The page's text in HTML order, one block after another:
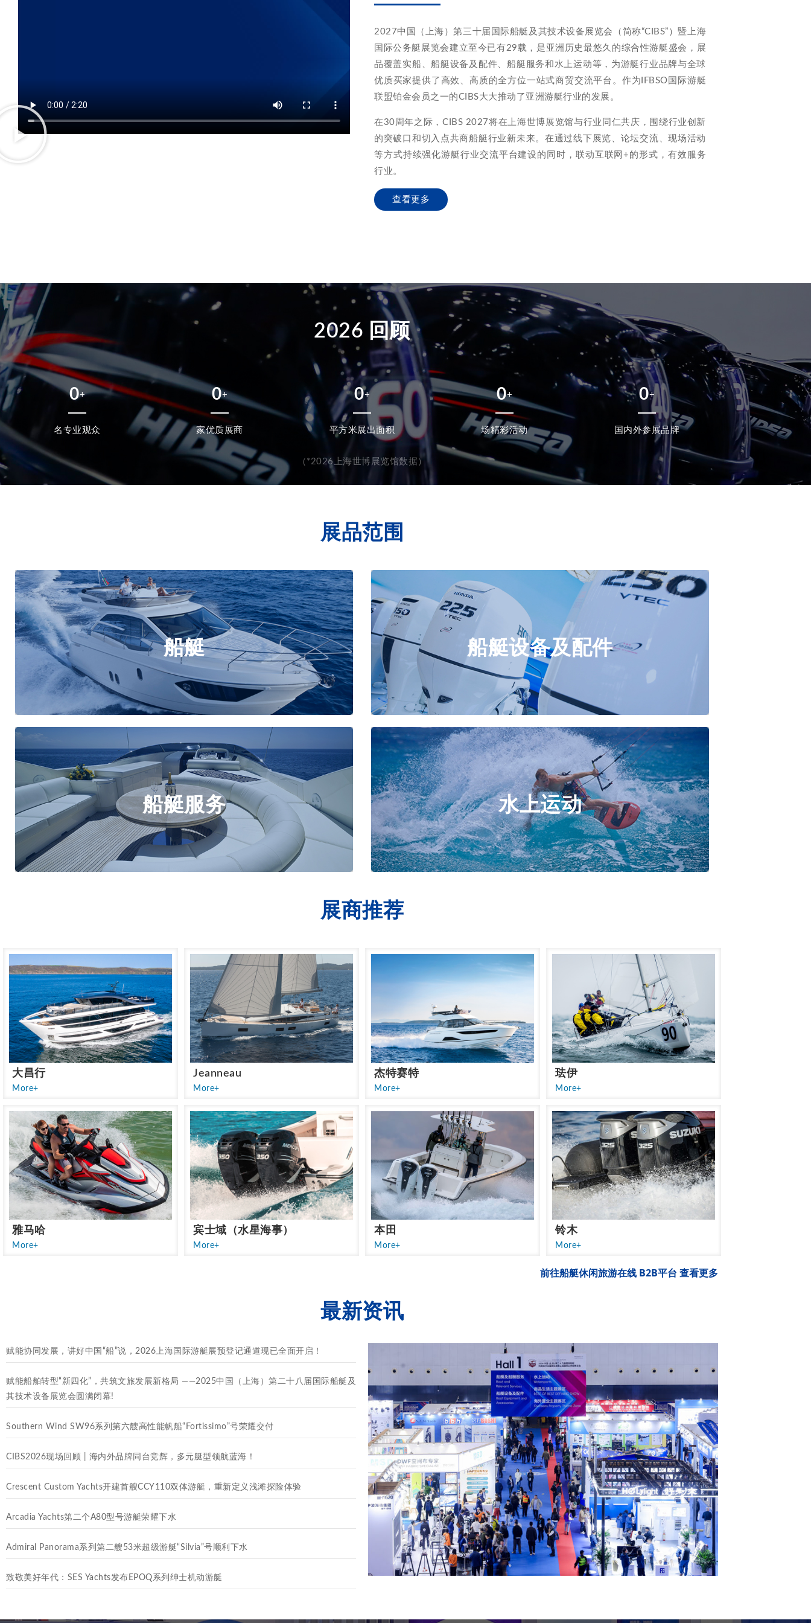
2027中国（上海）第三十届国际船艇及其技术设备展览会（简称“CIBS”）暨上海
国际公务艇展览会建立至今已有29载，是亚洲历史最悠久的综合性游艇盛会，展
品覆盖实船、船艇设备及配件、船艇服务和水上运动等，为游艇行业品牌与全球
优质买家提供了高效、高质的全方位一站式商贸交流平台。作为IFBSO国际游艇
联盟铂金会员之一的CIBS大大推动了亚洲游艇行业的发展。
在30周年之际，CIBS 2027将在上海世博展览馆与行业同仁共庆，围绕行业创新
的突破口和切入点共商船艇行业新未来。在通过线下展览、论坛交流、现场活动
等方式持续强化游艇行业交流平台建设的同时，联动互联网+的形式，有效服务
行业。
查看更多
2026 回顾
0+
名专业观众
0+
家优质展商
0+
平方米展出面积
0+
场精彩活动
0+
国内外参展品牌
（*2026上海世博展览馆数据）
展品范围
船艇
船艇
动力艇,帆船,钓鱼艇
公务艇,摩托艇,其他类型船艇
船艇设备及配件
船艇设备及配件
游艇动力，船用电子设备，船艇零配，安全设备，船艇家具& 电器，活动
& 比赛& 培训，设计与服务
船艇服务
船艇服务
驾照培训,游艇托管,泊位租赁,商务派对,餐饮休闲,其他服务
水上运动
水上运动
路亚,皮划艇,充气艇,桨板,潜水设备
展商推荐
大昌行
More+
Jeanneau
More+
杰特赛特
More+
珐伊
More+
雅马哈
More+
宾士域（水星海事）
More+
本田
More+
铃木
More+
前往船艇休闲旅游在线 B2B平台 查看更多
最新资讯
赋能协同发展，讲好中国“船”说，2026上海国际游艇展预登记通道现已全面开启！
赋能船舶转型“新四化”，共筑文旅发展新格局 ——2025中国（上海）第二十八届国际船艇及
其技术设备展览会圆满闭幕!
Southern Wind SW96系列第六艘高性能帆船“Fortissimo”号荣耀交付
CIBS2026现场回顾 | 海内外品牌同台竞辉，多元艇型领航蓝海！
Crescent Custom Yachts开建首艘CCY110双体游艇，重新定义浅滩探险体验
Arcadia Yachts第二个A80型号游艇荣耀下水
Admiral Panorama系列第二艘53米超级游艇“Silvia”号顺利下水
致敬美好年代：SES Yachts发布EPOQ系列绅士机动游艇